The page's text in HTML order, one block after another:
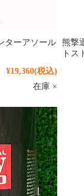
ターアソール
¥19,360(税込)
在庫 ×
熊撃
トス